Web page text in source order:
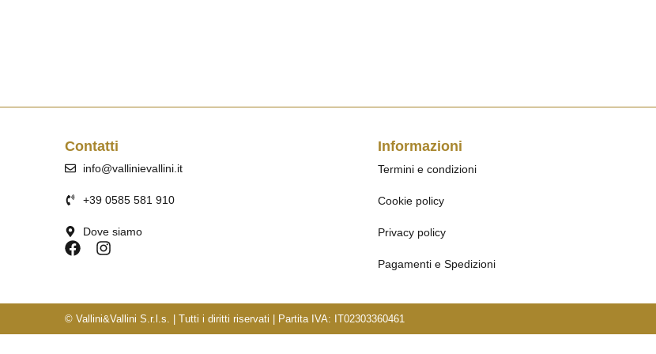
Contatti
info@vallinievallini.it
+39 0585 581 910
Dove siamo
Informazioni
Termini e condizioni
Cookie policy
Privacy policy
Pagamenti e Spedizioni
© Vallini&Vallini S.r.l.s. | Tutti i diritti riservati | Partita IVA: IT02303360461